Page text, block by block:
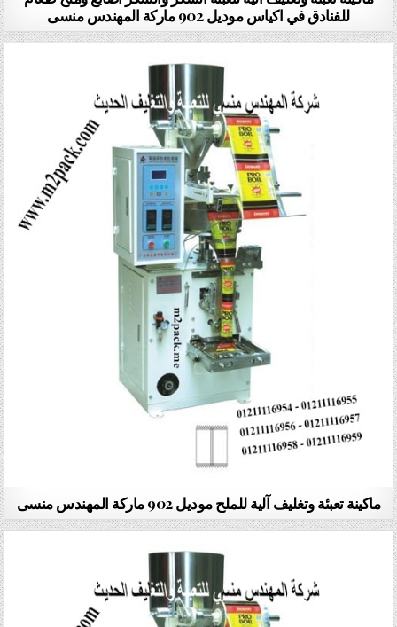
للفنادق في اكياس موديل 902 ماركة المهندس منسى
ماكينة تعبئة وتغليف آلية للملح موديل 902 ماركة المهندس منسى